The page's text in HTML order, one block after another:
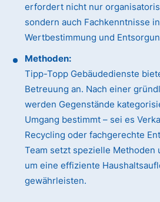
erfordert nicht nur
sondern auch Fachkenntnisse
Wertbestimmung und
Methoden:
Tipp-Topp Gebäudedienste
Betreuung an. Nach einer
werden Gegenstände
Umgang bestimmt – sei es
Recycling oder fachgerechte
Team setzt spezielle Methoden
um eine effiziente
gewährleisten.